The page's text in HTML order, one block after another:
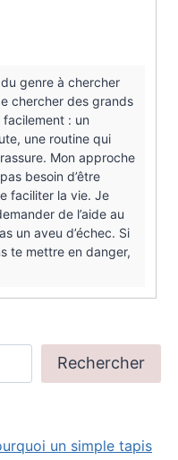
genre à chercher
chercher des grands
facilement : un
une routine qui
Mon approche
besoin d’être
faciliter la vie. Je
de l’aide au
un aveu d’échec. Si
te mettre en danger,
Rechercher
un simple tapis